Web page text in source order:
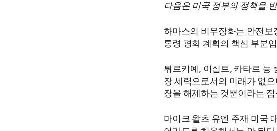
다음은 미국 정부의 정책을
하마스의 비무장화는 안전보
통령 평화 계획의 핵심 부분
튀르키예, 이집트, 카타르 등
장 세력으로서의 미래가 없
장을 해제하는 것뿐이라는
마이크 왈츠 유엔 주재 미국